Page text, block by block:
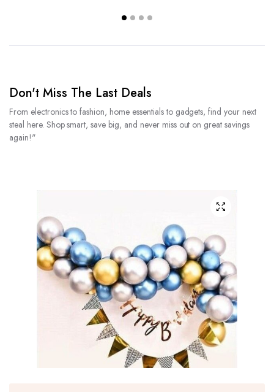
Don't Miss The Last Deals
From electronics to fashion, home essentials to gadgets, find your next
steal here. Shop smart, save big, and never miss out on great savings
again!"